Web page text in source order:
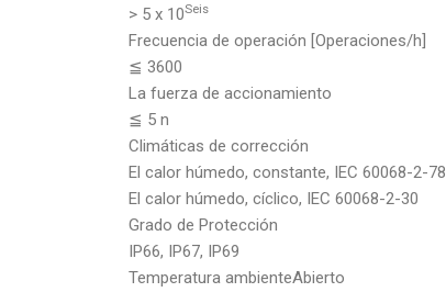
> 5 x 10Seis
Frecuencia de operación [Operaciones/h]
≦ 3600
La fuerza de accionamiento
≦ 5 n
Climáticas de corrección
El calor húmedo, constante, IEC 60068-2-78
El calor húmedo, cíclico, IEC 60068-2-30
Grado de Protección
IP66, IP67, IP69
Temperatura ambienteAbierto